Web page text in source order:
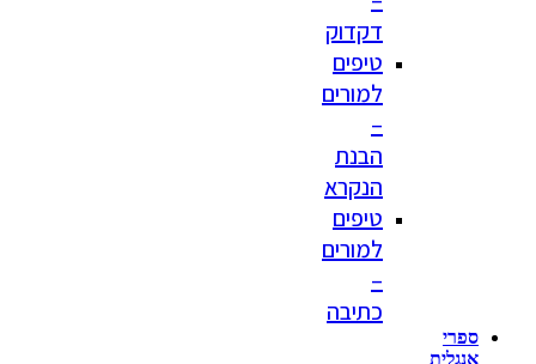
דקדוק
טיפים
למורים
–
הבנת
הנקרא
טיפים
למורים
–
כתיבה
ספרי
אנגלית